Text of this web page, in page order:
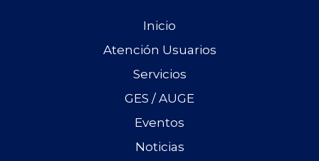
Inicio
Atención Usuarios
Servicios
GES / AUGE
Eventos
Noticias